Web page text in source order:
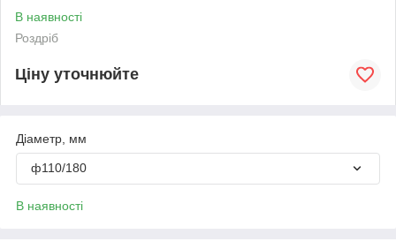
В наявності
Роздріб
Ціну уточнюйте
Діаметр, мм
ф110/180
В наявності